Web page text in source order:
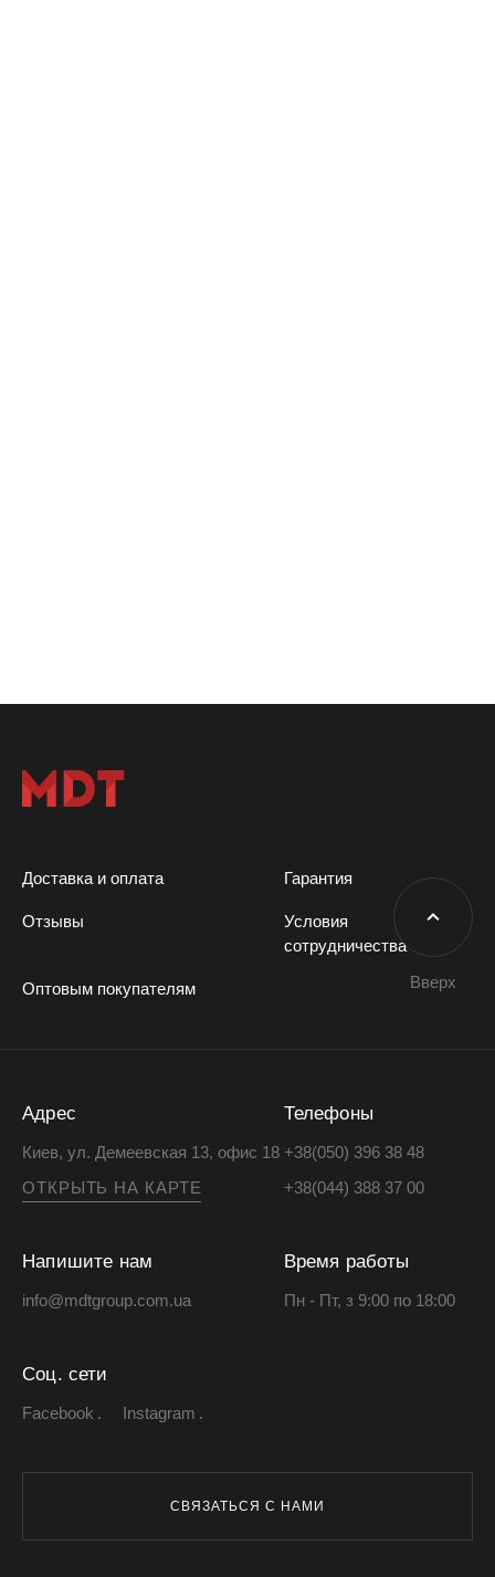
Доставка и оплата Гарантия
Отзывы
Условия
сотрудничества
Оптовым покупателям
Адрес
Киев, ул. Демеевская 13, офис 18
ОТКРЫТЬ НА КАРТЕ
Телефоны
+38(050) 396 38 48
+38(044) 388 37 00
Напишите нам
info@mdtgroup.com.ua
Время работы
Пн - Пт, з 9:00 по 18:00
Соц. сети
Facebook Instagram
СВЯЗАТЬСЯ С НАМИ
Вверх